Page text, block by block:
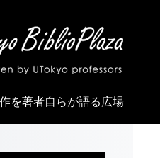
を著者自らが語る広場